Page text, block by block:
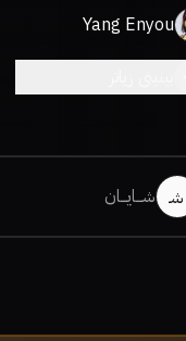
Yang Enyou
شـ شـــایـــان